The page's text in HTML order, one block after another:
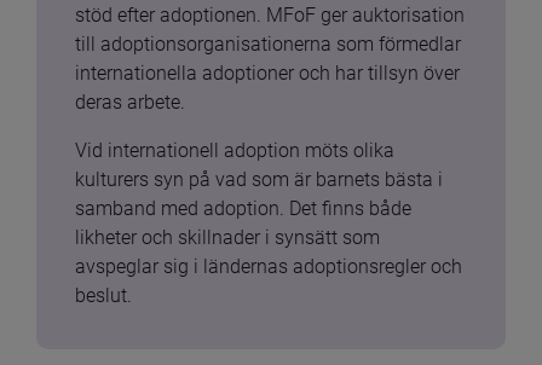
stöd efter adoptionen. MFoF ger auktorisation
till adoptionsorganisationerna som förmedlar
internationella adoptioner och har tillsyn över
deras arbete.
Vid internationell adoption möts olika
kulturers syn på vad som är barnets bästa i
samband med adoption. Det finns både
likheter och skillnader i synsätt som
avspeglar sig i ländernas adoptionsregler och
beslut.